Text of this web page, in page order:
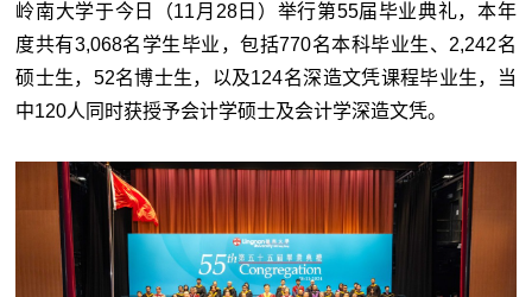
岭南大学于今日（11月28日）举行第55届毕业典礼，本年
度共有3,068名学生毕业，包括770名本科毕业生、2,242名
硕士生，52名博士生，以及124名深造文凭课程毕业生，当
中120人同时获授予会计学硕士及会计学深造文凭。